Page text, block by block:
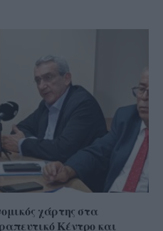
χάρτης στα
Κέντρο και